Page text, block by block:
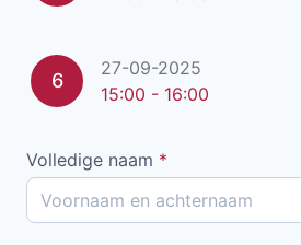
6
27-09-2025
15:00 - 16:00
Volledige naam *